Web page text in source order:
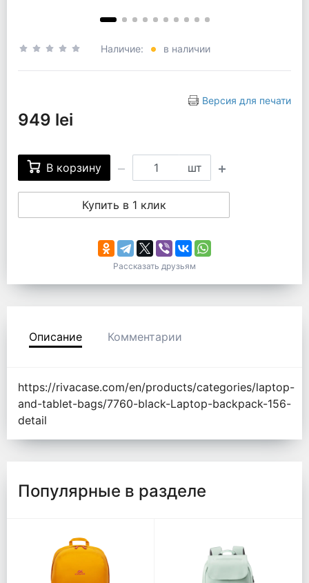
Наличие: в наличии
Версия для печати
949 lei
В корзину шт
Купить в 1 клик
Рассказать друзьям
Описание Комментарии
https://rivacase.com/en/products/categories/laptop-
and-tablet-bags/7760-black-Laptop-backpack-156-
detail
Популярные в разделе